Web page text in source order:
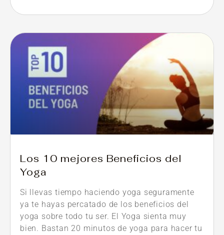
Los 10 mejores Beneficios del
Yoga
Si llevas tiempo haciendo yoga seguramente
ya te hayas percatado de los beneficios del
yoga sobre todo tu ser. El Yoga sienta muy
bien. Bastan 20 minutos de yoga para hacer tu